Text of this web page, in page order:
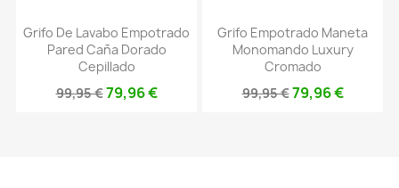
Grifo De Lavabo Empotrado
Pared Caña Dorado
Cepillado
99,95 €79,96 €
Grifo Empotrado Maneta
Monomando Luxury
Cromado
99,95 €79,96 €